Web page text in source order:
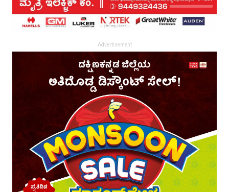
Advertisement